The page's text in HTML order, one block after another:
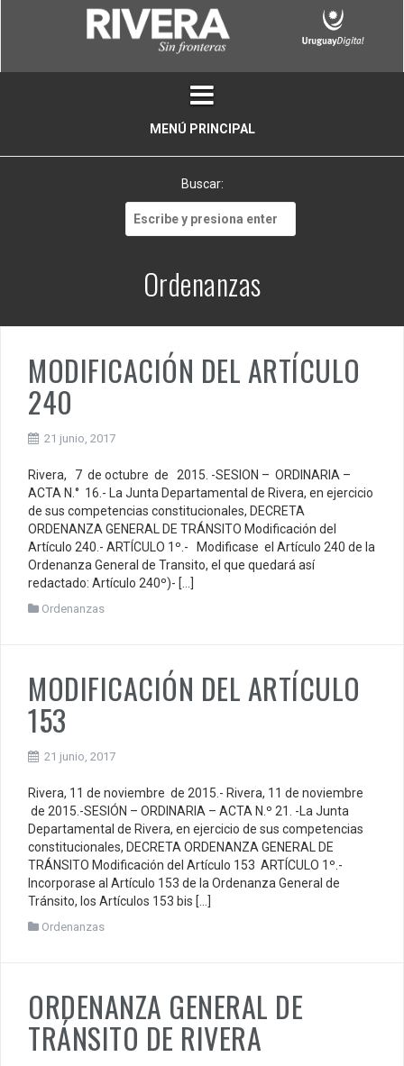
MENÚ PRINCIPAL
Buscar:
Ordenanzas
MODIFICACIÓN DEL ARTÍCULO
240
21 junio, 2017
Rivera, 7 de octubre de 2015. -SESION – ORDINARIA –
ACTA N.° 16.- La Junta Departamental de Rivera, en ejercicio
de sus competencias constitucionales, DECRETA
ORDENANZA GENERAL DE TRÁNSITO Modificación del
Artículo 240.- ARTÍCULO 1º.- Modificase el Artículo 240 de la
Ordenanza General de Transito, el que quedará así
redactado: Artículo 240º)- […]
Ordenanzas
MODIFICACIÓN DEL ARTÍCULO
153
21 junio, 2017
Rivera, 11 de noviembre de 2015.- Rivera, 11 de noviembre
de 2015.-SESIÓN – ORDINARIA – ACTA N.º 21. -La Junta
Departamental de Rivera, en ejercicio de sus competencias
constitucionales, DECRETA ORDENANZA GENERAL DE
TRÁNSITO Modificación del Artículo 153 ARTÍCULO 1º.-
Incorporase al Artículo 153 de la Ordenanza General de
Tránsito, los Artículos 153 bis […]
Ordenanzas
ORDENANZA GENERAL DE
TRÁNSITO DE RIVERA